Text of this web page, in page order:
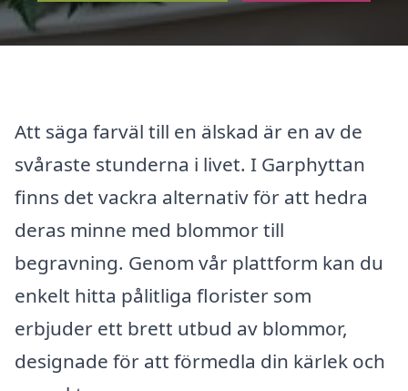
Att säga farväl till en älskad är en av de
svåraste stunderna i livet. I Garphyttan
finns det vackra alternativ för att hedra
deras minne med blommor till
begravning. Genom vår plattform kan du
enkelt hitta pålitliga florister som
erbjuder ett brett utbud av blommor,
designade för att förmedla din kärlek och